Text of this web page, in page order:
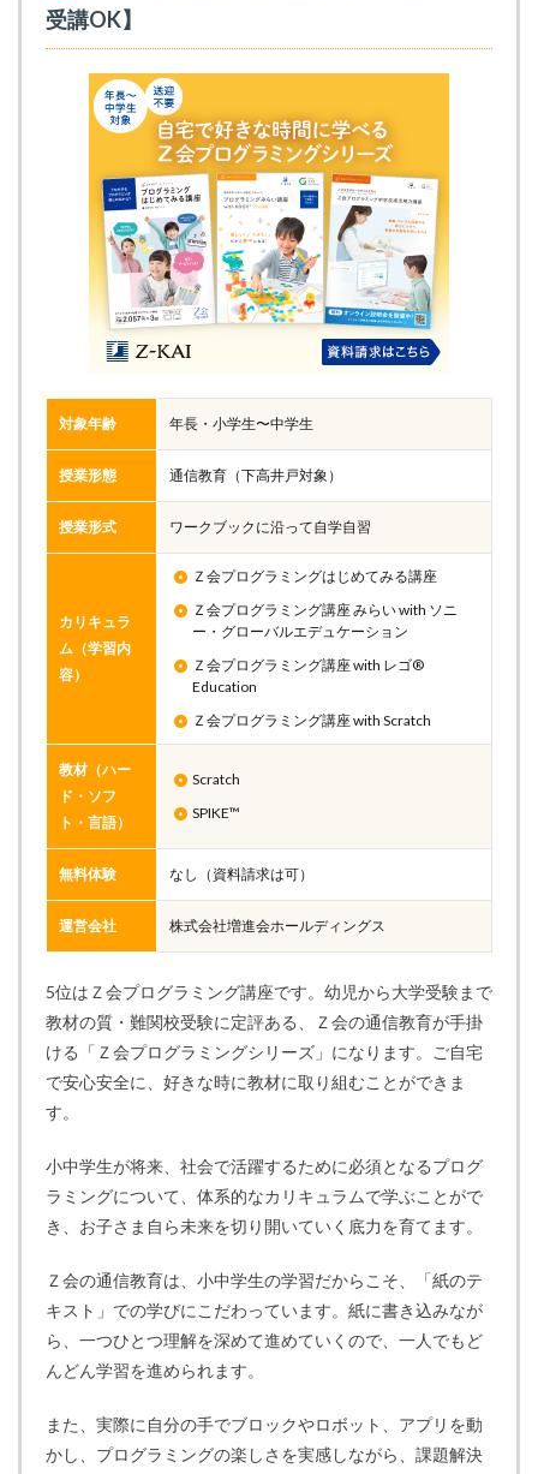
受講OK】
対象年齢 年長・小学生〜中学生
授業形態 通信教育（下高井戸対象）
授業形式 ワークブックに沿って自学自習
カリキュラ
ム（学習内
容）
Ｚ会プログラミングはじめてみる講座
Ｚ会プログラミング講座 みらい with ソニ
ー・グローバルエデュケーション
Ｚ会プログラミング講座 with レゴ®
Education
Ｚ会プログラミング講座 with Scratch
教材（ハー
ド・ソフ
ト・言語）
Scratch
SPIKE™
無料体験 なし（資料請求は可）
運営会社 株式会社増進会ホールディングス
5位はＺ会プログラミング講座です。幼児から大学受験まで
教材の質・難関校受験に定評ある、Ｚ会の通信教育が手掛
ける「Ｚ会プログラミングシリーズ」になります。ご自宅
で安心安全に、好きな時に教材に取り組むことができま
す。
小中学生が将来、社会で活躍するために必須となるプログ
ラミングについて、体系的なカリキュラムで学ぶことがで
き、お子さま自ら未来を切り開いていく底力を育てます。
Ｚ会の通信教育は、小中学生の学習だからこそ、「紙のテ
キスト」での学びにこだわっています。紙に書き込みなが
ら、一つひとつ理解を深めて進めていくので、一人でもど
んどん学習を進められます。
また、実際に自分の手でブロックやロボット、アプリを動
かし、プログラミングの楽しさを実感しながら、課題解決